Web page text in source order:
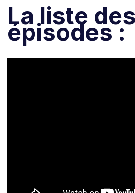
La liste des
épisodes :